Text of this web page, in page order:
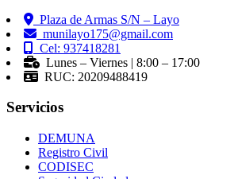
Plaza de Armas S/N – Layo
munilayo175@gmail.com
Cel: 937418281
Lunes – Viernes | 8:00 – 17:00
RUC: 20209488419
Servicios
DEMUNA
Registro Civil
CODISEC